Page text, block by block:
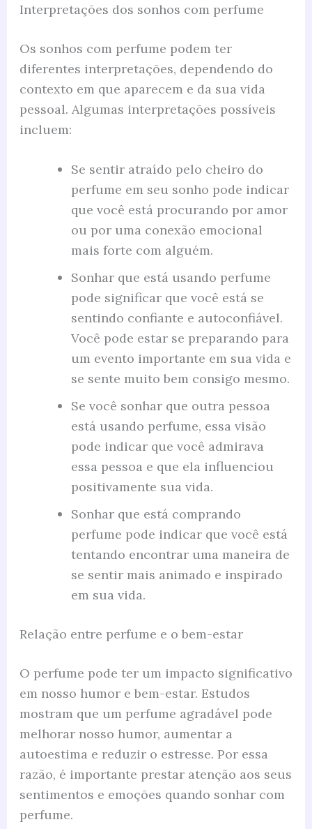
Interpretações dos sonhos com perfume
Os sonhos com perfume podem ter
diferentes interpretações, dependendo do
contexto em que aparecem e da sua vida
pessoal. Algumas interpretações possíveis
incluem:
Se sentir atraído pelo cheiro do
perfume em seu sonho pode indicar
que você está procurando por amor
ou por uma conexão emocional
mais forte com alguém.
Sonhar que está usando perfume
pode significar que você está se
sentindo confiante e autoconfiável.
Você pode estar se preparando para
um evento importante em sua vida e
se sente muito bem consigo mesmo.
Se você sonhar que outra pessoa
está usando perfume, essa visão
pode indicar que você admirava
essa pessoa e que ela influenciou
positivamente sua vida.
Sonhar que está comprando
perfume pode indicar que você está
tentando encontrar uma maneira de
se sentir mais animado e inspirado
em sua vida.
Relação entre perfume e o bem-estar
O perfume pode ter um impacto significativo
em nosso humor e bem-estar. Estudos
mostram que um perfume agradável pode
melhorar nosso humor, aumentar a
autoestima e reduzir o estresse. Por essa
razão, é importante prestar atenção aos seus
sentimentos e emoções quando sonhar com
perfume.